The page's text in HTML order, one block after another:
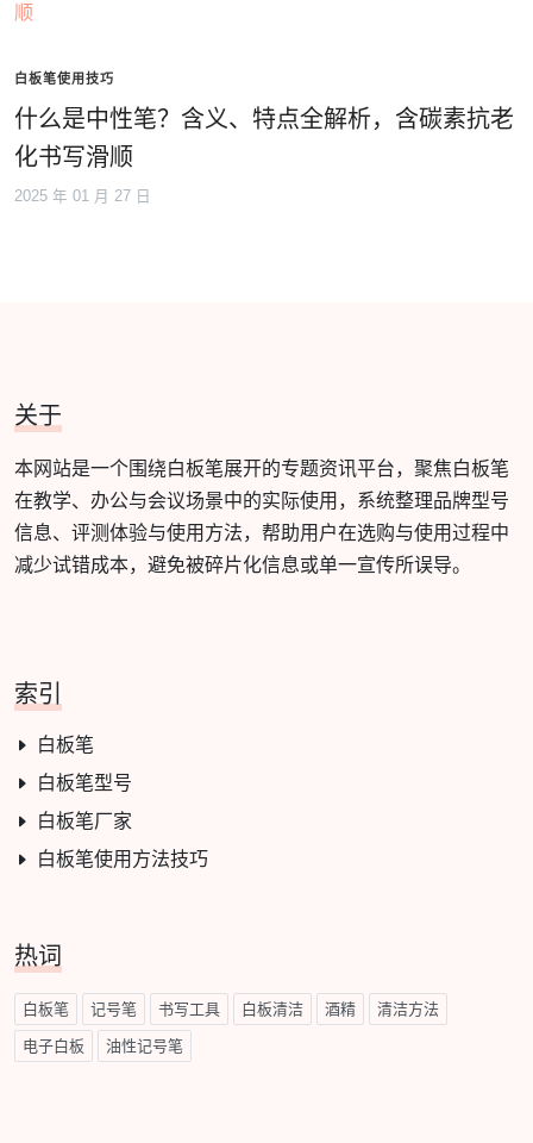
白板笔使用技巧
什么是中性笔？含义、特点全解析，含碳素抗老
化书写滑顺
2025 年 01 月 27 日
关于
本网站是一个围绕白板笔展开的专题资讯平台，聚焦白板笔
在教学、办公与会议场景中的实际使用，系统整理品牌型号
信息、评测体验与使用方法，帮助用户在选购与使用过程中
减少试错成本，避免被碎片化信息或单一宣传所误导。
索引
白板笔
白板笔型号
白板笔厂家
白板笔使用方法技巧
热词
白板笔 记号笔 书写工具 白板清洁 酒精 清洁方法
电子白板 油性记号笔